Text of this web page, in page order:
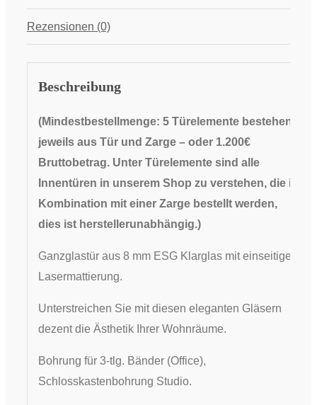
Rezensionen (0)
Beschreibung
(Mindestbestellmenge: 5 Türelemente bestehend
jeweils aus Tür und Zarge – oder 1.200€
Bruttobetrag. Unter Türelemente sind alle
Innentüren in unserem Shop zu verstehen, die in
Kombination mit einer Zarge bestellt werden,
dies ist herstellerunabhängig.)
Ganzglastür aus 8 mm ESG Klarglas mit einseitiger
Lasermattierung.
Unterstreichen Sie mit diesen eleganten Gläsern
dezent die Ästhetik Ihrer Wohnräume.
​Bohrung für 3-tlg. Bänder (Office),
Schlosskastenbohrung Studio.